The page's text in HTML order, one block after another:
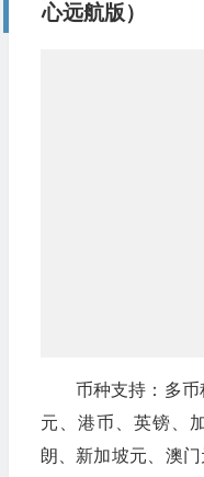
心远航版）
币种支持：多
元、港币、英镑、
朗、新加坡元、澳